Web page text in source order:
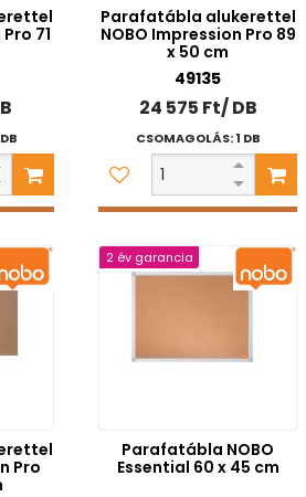
71
Parafatábla alukerettel
NOBO Impression Pro 89
x 50 cm
49135
24 575 Ft/ DB
CSOMAGOLÁS: 1 DB
Pro
2 év garancia
Parafatábla NOBO
Essential 60 x 45 cm